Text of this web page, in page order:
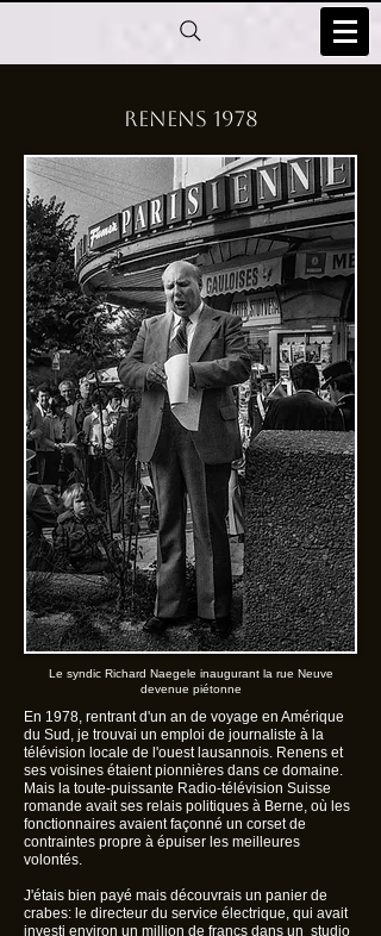
Renens 1978
Le syndic Richard Naegele inaugurant la rue Neuve
devenue piétonne
En 1978, rentrant d'un an de voyage en Amérique
du Sud, je trouvai un emploi de journaliste à la
télévision locale de l'ouest lausannois. Renens et
ses voisines étaient pionnières dans ce domaine.
Mais la toute-puissante Radio-télévision Suisse
romande avait ses relais politiques à Berne, où les
fonctionnaires avaient façonné un corset de
contraintes propre à épuiser les meilleures
volontés.
J'étais bien payé mais découvrais un panier de
crabes: le directeur du service électrique, qui avait
investi environ un million de francs dans un studio